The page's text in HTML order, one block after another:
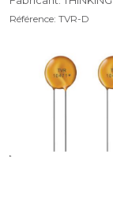
Référence: TVR-D